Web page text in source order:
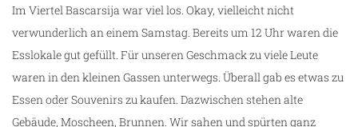
Im Viertel Bascarsija war viel los. Okay, vielleicht nicht
verwunderlich an einem Samstag. Bereits um 12 Uhr waren die
Esslokale gut gefüllt. Für unseren Geschmack zu viele Leute
waren in den kleinen Gassen unterwegs. Überall gab es etwas zu
Essen oder Souvenirs zu kaufen. Dazwischen stehen alte
Gebäude, Moscheen, Brunnen. Wir sahen und spürten ganz